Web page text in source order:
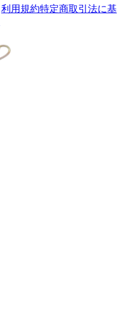
利用規約特定商取引法に基